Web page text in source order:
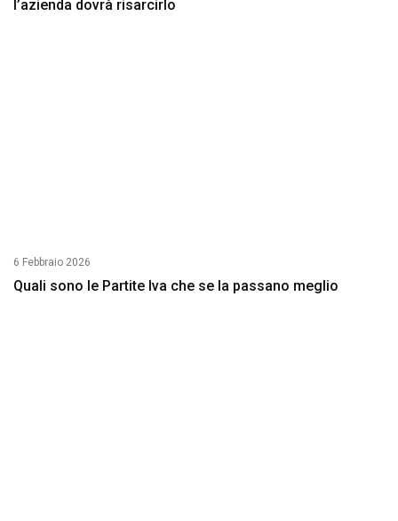
l’azienda dovrà risarcirlo
6 Febbraio 2026
Quali sono le Partite Iva che se la passano meglio